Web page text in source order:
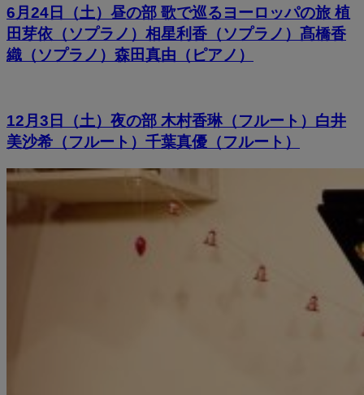
6月24日（土）昼の部 歌で巡るヨーロッパの旅 植
田芽依（ソプラノ）相星利香（ソプラノ）髙橋香
織（ソプラノ）森田真由（ピアノ）
12月3日（土）夜の部 木村香琳（フルート）白井
美沙希（フルート）千葉真優（フルート）